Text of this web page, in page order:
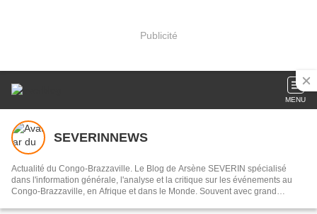
Publicité
MENU
SEVERINNEWS
Actualité du Congo-Brazzaville. Le Blog de Arsène SEVERIN spécialisé
dans l'information générale, l'analyse et la critique sur les événements au
Congo-Brazzaville, en Afrique et dans le Monde. Souvent avec grand